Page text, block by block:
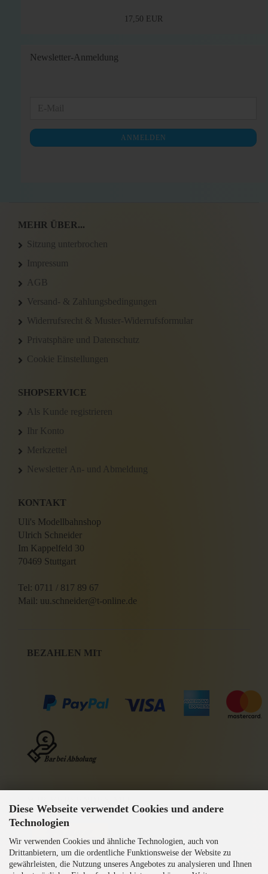
Diese Webseite verwendet Cookies und andere
Technologien
Wir verwenden Cookies und ähnliche Technologien, auch von
Drittanbietern, um die ordentliche Funktionsweise der Website zu
gewährleisten, die Nutzung unseres Angebotes zu analysieren und Ihnen
17,50 EUR
Newsletter-Anmeldung
NEWSLETTER-
ANMELDUNG
ANMELDEN
MEHR ÜBER...
Sitzung unterbrochen
Impressum
AGB
Versand- & Zahlungsbedingungen
Widerrufsrecht & Muster-Widerrufsformular
Privatsphäre und Datenschutz
Cookie Einstellungen
SHOPSERVICE
Als Kunde registrieren
Ihr Konto
Merkzettel
Newsletter An- und Abmeldung
KONTAKT
Uli's Modellbahnshop
Ulrich Schneider
Im Kappelfeld 30
70469 Stuttgart
Tel: 0711 / 817 89 67
Mail: uu.schneider@t-online.de
BEZAHLEN MIT
GEPRÜFTE AGB